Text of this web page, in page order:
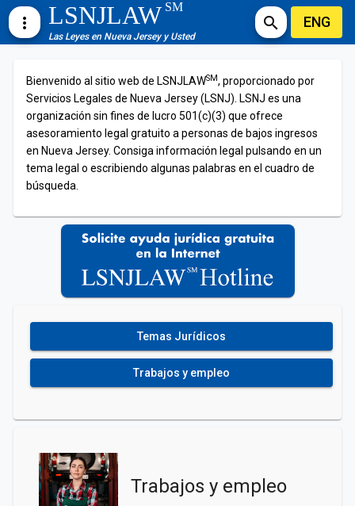
more_vert LSNJLAWSM
Las Leyes en Nueva Jersey y Usted
search ENG
Bienvenido al sitio web de LSNJLAWSM, proporcionado por
Servicios Legales de Nueva Jersey (LSNJ). LSNJ es una
organización sin fines de lucro 501(c)(3) que ofrece
asesoramiento legal gratuito a personas de bajos ingresos
en Nueva Jersey. Consiga información legal pulsando en un
tema legal o escribiendo algunas palabras en el cuadro de
búsqueda.
Temas Jurídicos
Trabajos y empleo
Trabajos y empleo